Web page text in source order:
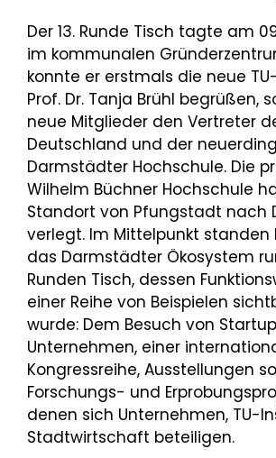
Der 13. Runde Tisch tagte am
im kommunalen
konnte er erstmals die neue
Prof. Dr. Tanja Brühl begrüßen,
neue Mitglieder den Vertreter
Deutschland und der
Darmstädter Hochschule. Die
Wilhelm Büchner Hochschule
Standort von Pfungstadt nach
verlegt. Im Mittelpunkt standen
das Darmstädter Ökosystem
Runden Tisch, dessen
einer Reihe von Beispielen
wurde: Dem Besuch von
Unternehmen, einer
Kongressreihe, Ausstellungen
Forschungs- und
denen sich Unternehmen, TU-
Stadtwirtschaft beteiligen.